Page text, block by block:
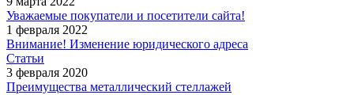
Уважаемые покупатели и посетители сайта!
1 февраля 2022
Внимание! Изменение юридического адреса
Статьи
3 февраля 2020
Преимущества металлический стеллажей